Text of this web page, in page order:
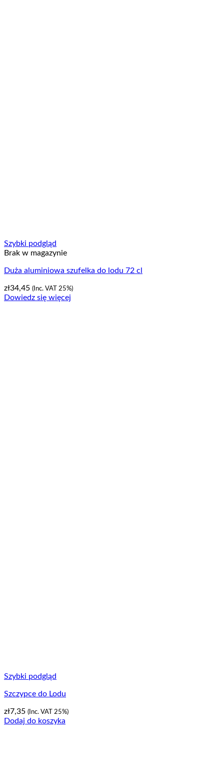
Szybki podgląd
Brak w magazynie
Duża aluminiowa szufelka do lodu 72 cl
zł34,45 (Inc. VAT 25%)
Dowiedz się więcej
Szybki podgląd
Szczypce do Lodu
zł7,35 (Inc. VAT 25%)
Dodaj do koszyka